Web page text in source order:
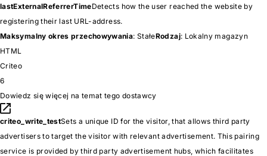
lastExternalReferrerTimeDetects how the user reached the website by
registering their last URL-address.
Maksymalny okres przechowywania: StałeRodzaj: Lokalny magazyn
HTML
Criteo
6
Dowiedz się więcej na temat tego dostawcy
criteo_write_testSets a unique ID for the visitor, that allows third party
advertisers to target the visitor with relevant advertisement. This pairing
service is provided by third party advertisement hubs, which facilitates